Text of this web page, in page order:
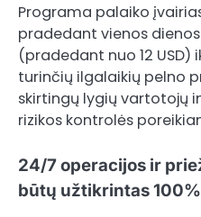
Programa palaiko
pradedant vienos
(pradedant nuo 12 USD)
turinčių ilgalaikių pelno
skirtingų lygių vartotojų
rizikos kontrolės
24/7 operacijos ir
būtų užtikrintas